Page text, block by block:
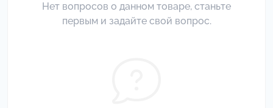
Нет вопросов о данном товаре, станьте
первым и задайте свой вопрос.